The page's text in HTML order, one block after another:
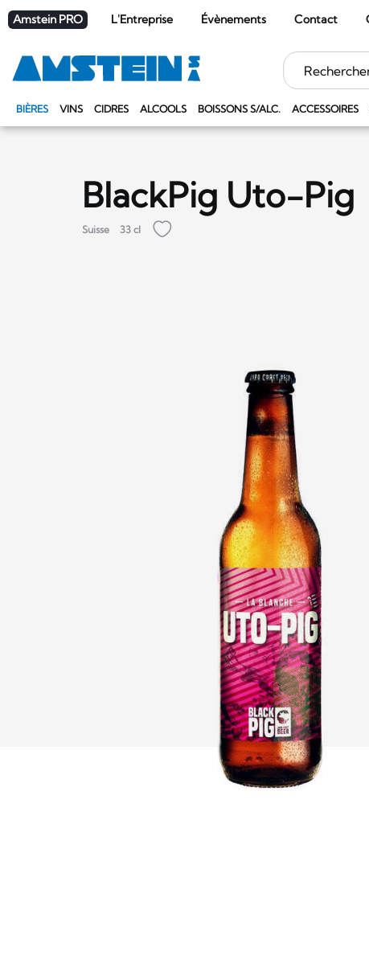
Amstein PRO L'Entreprise Évènements Contact
BIÈRES VINS CIDRES ALCOOLS BOISSONS S/ALC. ACCESSOIRES
Mots
clés
BlackPig Uto-Pig
Suisse 33 cl